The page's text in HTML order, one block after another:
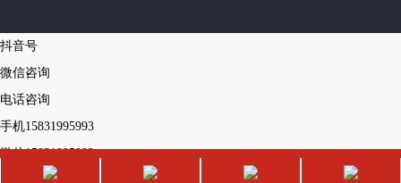
抖音号
微信咨询
电话咨询
手机15831995993
微信15831995993
返回顶部